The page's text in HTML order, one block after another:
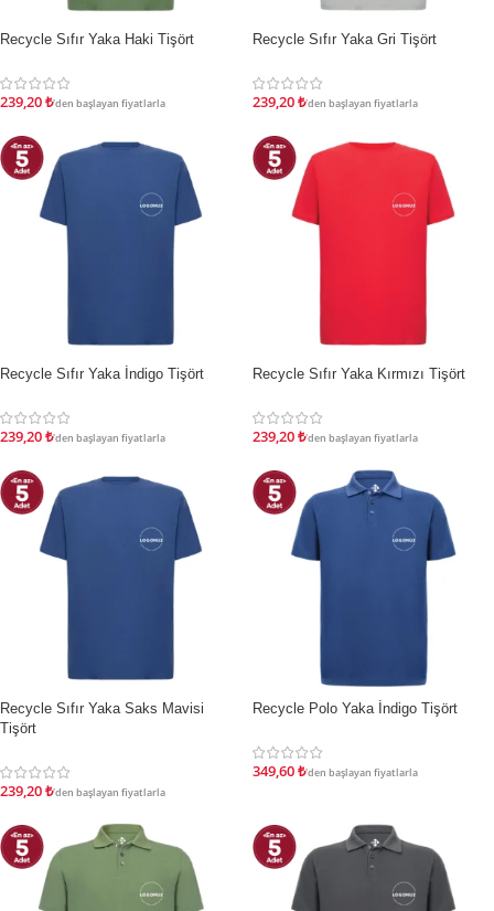
İNDIRIM
Recycle Sıfır Yaka Haki Tişört
239,20₺'den başlayan fiyatlarla
İNDIRIM
Recycle Sıfır Yaka Gri Tişört
239,20₺'den başlayan fiyatlarla
İNDIRIM
Recycle Sıfır Yaka İndigo Tişört
239,20₺'den başlayan fiyatlarla
İNDIRIM
Recycle Sıfır Yaka Kırmızı Tişört
239,20₺'den başlayan fiyatlarla
İNDIRIM
Recycle Sıfır Yaka Saks Mavisi
Tişört
239,20₺'den başlayan fiyatlarla
İNDIRIM
Recycle Polo Yaka İndigo Tişört
349,60₺'den başlayan fiyatlarla